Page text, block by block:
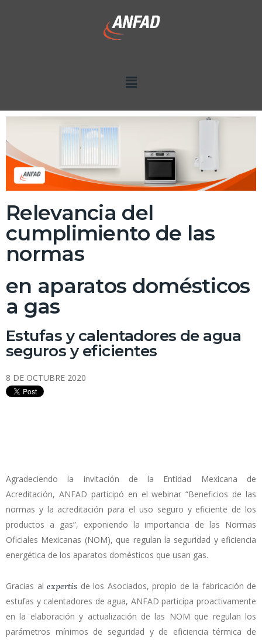
Relevancia del
cumplimiento de las
normas
en aparatos domésticos
a gas
Estufas y calentadores de agua
seguros y eficientes
8 DE OCTUBRE 2020
Agradeciendo la invitación de la Entidad Mexicana de
Acreditación, ANFAD participó en el webinar “Beneficios de las
normas y la acreditación para el uso seguro y eficiente de los
productos a gas”, exponiendo la importancia de las Normas
Oficiales Mexicanas (NOM), que regulan la seguridad y eficiencia
energética de los aparatos domésticos que usan gas.
Gracias al expertis de los Asociados, propio de la fabricación de
estufas y calentadores de agua, ANFAD participa proactivamente
en la elaboración y actualización de las NOM que regulan los
parámetros mínimos de seguridad y de eficiencia térmica de